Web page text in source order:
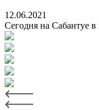
12.06.2021
Сегодня на Сабантуе